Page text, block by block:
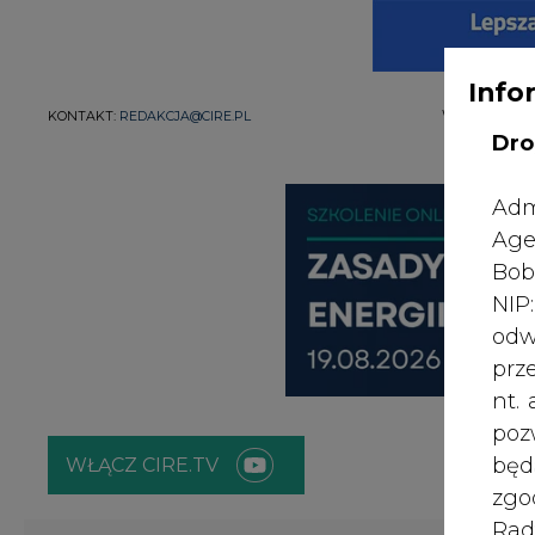
KONTAKT: REDAKCJA@CIRE.PL WYDAWCA
WŁĄCZ CIRE.TV
nt.